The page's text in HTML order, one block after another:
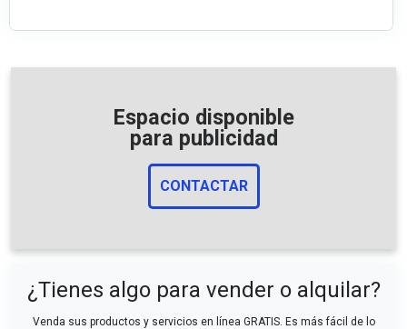
Espacio disponible
para publicidad
CONTACTAR
¿Tienes algo para vender o alquilar?
Venda sus productos y servicios en línea GRATIS. Es más fácil de lo